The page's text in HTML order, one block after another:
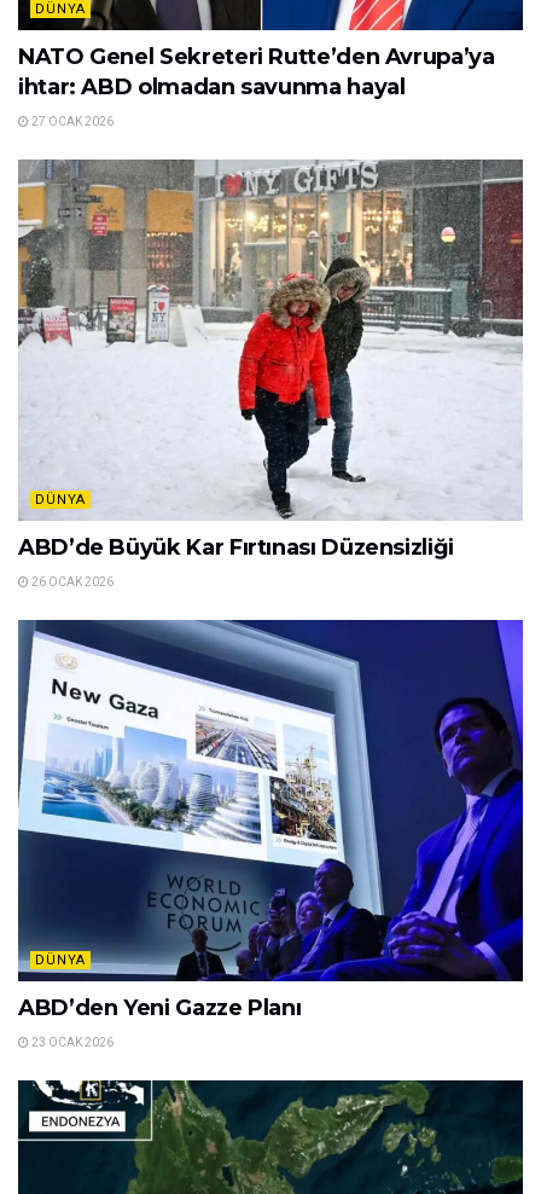
DÜNYA
NATO Genel Sekreteri Rutte’den Avrupa’ya
ihtar: ABD olmadan savunma hayal
27 OCAK 2026
DÜNYA
ABD’de Büyük Kar Fırtınası Düzensizliği
26 OCAK 2026
DÜNYA
ABD’den Yeni Gazze Planı
23 OCAK 2026